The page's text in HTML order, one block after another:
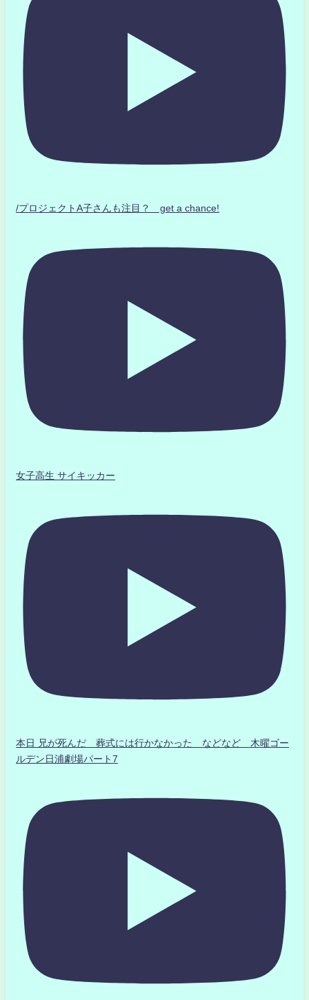
/プロジェクトA子さんも注目？ get a chance!
女子高生 サイキッカー
本日 兄が死んだ 葬式には行かなかった などなど 木曜ゴー
ルデン日浦劇場パート7